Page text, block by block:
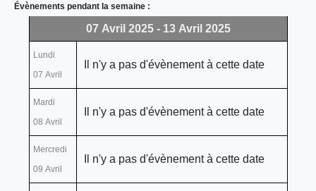
Évènements pendant la semaine :
07 Avril 2025 - 13 Avril 2025
Lundi
07 Avril
Il n'y a pas d'évènement à cette date
Mardi
08 Avril
Il n'y a pas d'évènement à cette date
Mercredi
09 Avril
Il n'y a pas d'évènement à cette date